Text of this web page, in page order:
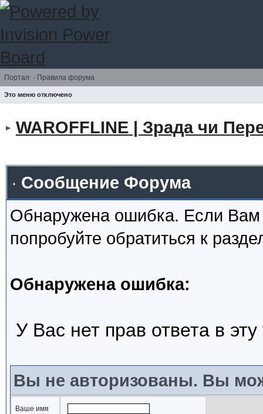
Портал · Правила форума
Это меню отключено
WAROFFLINE | Зрада чи
Сообщение Форума
Обнаружена ошибка. Если
попробуйте обратиться к
Обнаружена ошибка:
У Вас нет прав ответа в
Вы не авторизованы. Вы
Ваше имя